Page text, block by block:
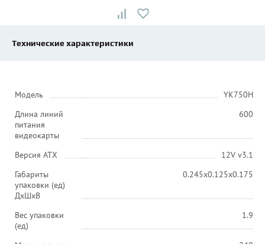
Технические характеристики
Модель
YK750H
Длина линий
питания
видеокарты
600
Версия ATX
12V v3.1
Габариты
упаковки (ед)
ДхШхВ
0.245x0.125x0.175
Вес упаковки
(ед)
1.9